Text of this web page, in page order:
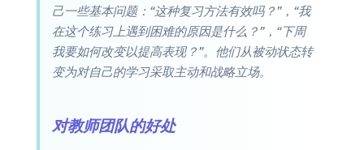
己一些基本问题：“这种复习方法有效吗？”，“我
在这个练习上遇到困难的原因是什么？”，“下周
我要如何改变以提高表现？”。他们从被动状态转
变为对自己的学习采取主动和战略立场。
对教师团队的好处